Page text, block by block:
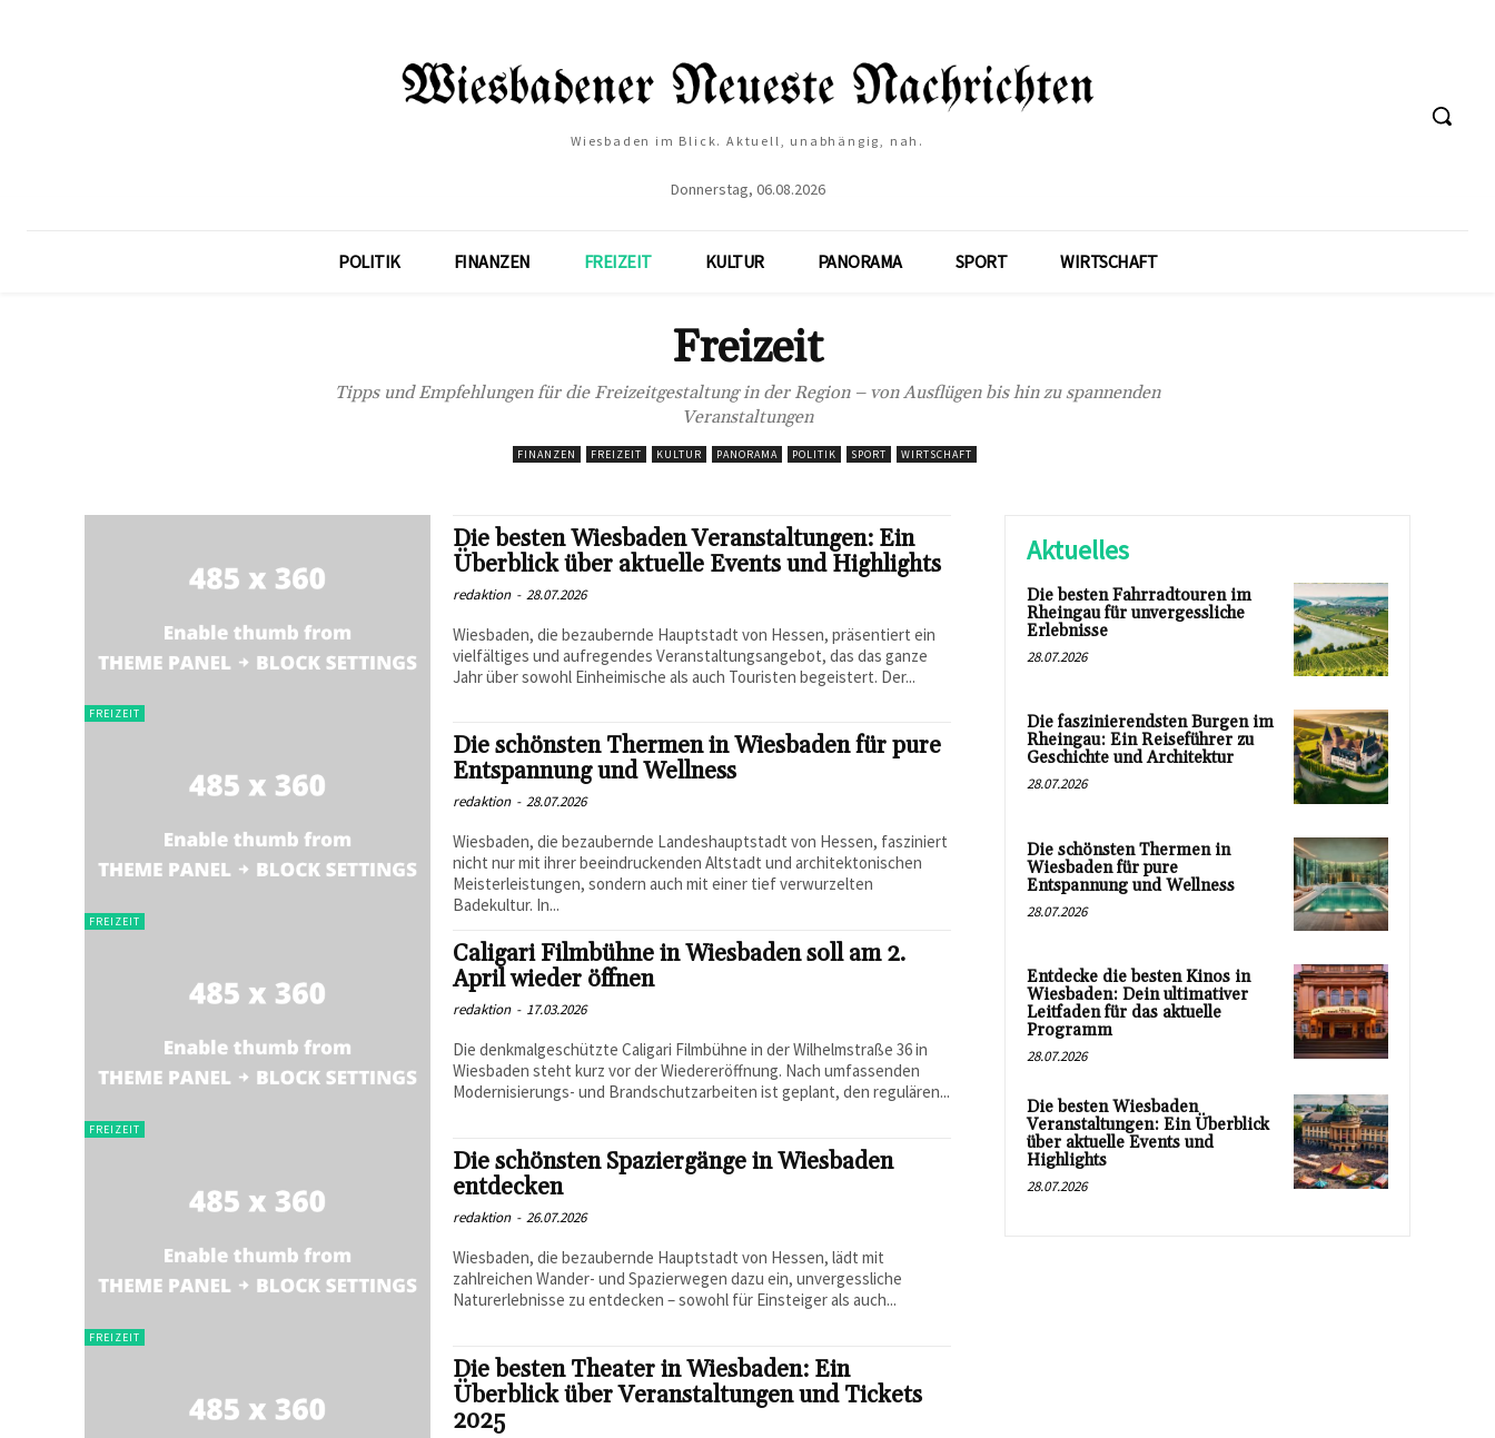
Wiesbaden im Blick. Aktuell, unabhängig, nah.
Donnerstag, 06.08.2026
POLITIK FINANZEN FREIZEIT KULTUR PANORAMA SPORT WIRTSCHAFT
Freizeit
Tipps und Empfehlungen für die Freizeitgestaltung in der Region – von Ausflügen bis hin zu spannenden
Veranstaltungen
FINANZEN FREIZEIT KULTUR PANORAMA POLITIK SPORT WIRTSCHAFT
FREIZEIT
Die besten Wiesbaden Veranstaltungen: Ein
Überblick über aktuelle Events und Highlights
redaktion - 28.07.2026
Wiesbaden, die bezaubernde Hauptstadt von Hessen, präsentiert ein
vielfältiges und aufregendes Veranstaltungsangebot, das das ganze
Jahr über sowohl Einheimische als auch Touristen begeistert. Der...
FREIZEIT
Die schönsten Thermen in Wiesbaden für pure
Entspannung und Wellness
redaktion - 28.07.2026
Wiesbaden, die bezaubernde Landeshauptstadt von Hessen, fasziniert
nicht nur mit ihrer beeindruckenden Altstadt und architektonischen
Meisterleistungen, sondern auch mit einer tief verwurzelten
Badekultur. In...
FREIZEIT
Caligari Filmbühne in Wiesbaden soll am 2.
April wieder öffnen
redaktion - 17.03.2026
Die denkmalgeschützte Caligari Filmbühne in der Wilhelmstraße 36 in
Wiesbaden steht kurz vor der Wiedereröffnung. Nach umfassenden
Modernisierungs- und Brandschutzarbeiten ist geplant, den regulären...
FREIZEIT
Die schönsten Spaziergänge in Wiesbaden
entdecken
redaktion - 26.07.2026
Wiesbaden, die bezaubernde Hauptstadt von Hessen, lädt mit
zahlreichen Wander- und Spazierwegen dazu ein, unvergessliche
Naturerlebnisse zu entdecken – sowohl für Einsteiger als auch...
Die besten Theater in Wiesbaden: Ein
Überblick über Veranstaltungen und Tickets
2025
Aktuelles
Die besten Fahrradtouren im
Rheingau für unvergessliche
Erlebnisse
28.07.2026
Die faszinierendsten Burgen im
Rheingau: Ein Reiseführer zu
Geschichte und Architektur
28.07.2026
Die schönsten Thermen in
Wiesbaden für pure
Entspannung und Wellness
28.07.2026
Entdecke die besten Kinos in
Wiesbaden: Dein ultimativer
Leitfaden für das aktuelle
Programm
28.07.2026
Die besten Wiesbaden
Veranstaltungen: Ein Überblick
über aktuelle Events und
Highlights
28.07.2026